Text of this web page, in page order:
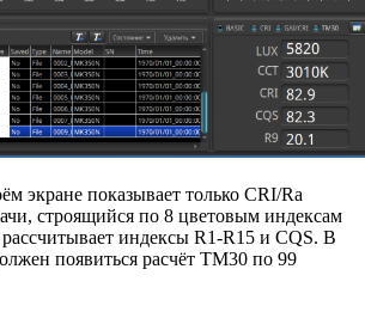
экране показывает только CRI/Ra
строящийся по 8 цветовым индексам
индексы R1-R15 и CQS. В
появиться расчёт TM30 по 99